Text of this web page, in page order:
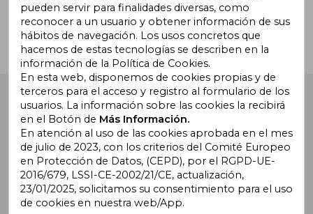
Ir a Centro de Soporte
Buscalibre España . Calle Energía, 65, Nave 3 (08940),
Cornellà de Llobregat, Barcelona. Derechos Reservados.
Buscalibre Argentina| Buscalibre Chile
pueden servir para finalidades diversas, como
reconocer a un usuario y obtener información de sus
hábitos de navegación. Los usos concretos que
hacemos de estas tecnologías se describen en la
información de la Política de Cookies.
En esta web, disponemos de cookies propias y de
terceros para el acceso y registro al formulario de los
usuarios. La información sobre las cookies la recibirá
en el Botón de Más Información.
En atención al uso de las cookies aprobada en el mes
de julio de 2023, con los criterios del Comité Europeo
en Protección de Datos, (CEPD), por el RGPD-UE-
2016/679, LSSI-CE-2002/21/CE, actualización,
23/01/2025, solicitamos su consentimiento para el uso
de cookies en nuestra web/App.